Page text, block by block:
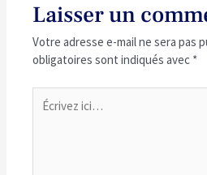
Laisser un
Votre adresse e-mail ne sera pas
obligatoires sont indiqués avec *
Écrivez
ici…